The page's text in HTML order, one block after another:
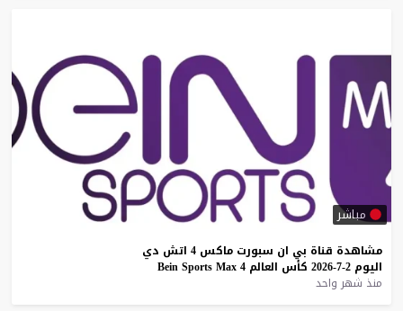
مباشر
مشاهدة قناة بي ان سبورت ماكس 4 اتش دي
اليوم 2-7-2026 كأس العالم Bein Sports Max 4
منذ شهر واحد